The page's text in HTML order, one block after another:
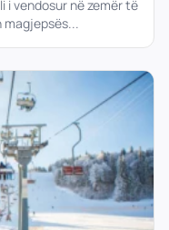
i vendosur në zemër të